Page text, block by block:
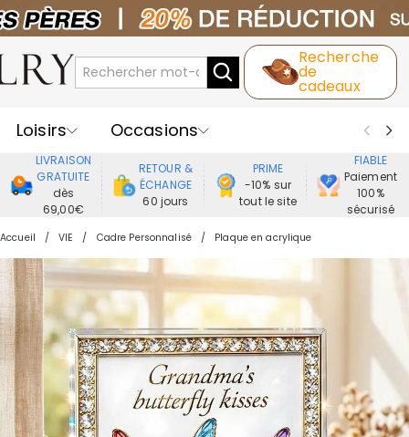
Recherche
de
cadeaux
Loisirs
Occasions
Destinataires
Meilleure Ventes
Nouveaux
Vêtement
LIVRAISON
GRATUITE
dès
69,00€
RETOUR &
ÉCHANGE
60 jours
PRIME
-10% sur
tout le site
FIABLE
Paiement
100%
sécurisé
Accueil VIE Cadre Personnalisé Plaque en acrylique